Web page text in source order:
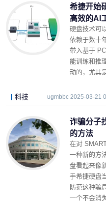
希捷开始
高效的AI
硬盘技术可
依赖于数十
带入基于
能训练和推
动的，尤其
科技 ugmbbc 2025-03-21
诈骗分子
的方法
在对
一种新的方
盘看起来像
手希捷硬盘
防范这种骗
一个不会消